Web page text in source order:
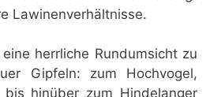
Lawinenverhältnisse.
herrliche Rundumsicht zu
Gipfeln: zum Hochvogel,
bis hinüber zum Hindelanger